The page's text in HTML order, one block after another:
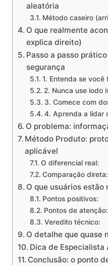
aleatória
Método caseiro
O que realmente
explica direito)
Passo a passo
segurança
1. Entenda se você
2. Nunca use iodo
3. Comece com
4. Aprenda a lidar
O problema:
Método Produto:
aplicável
O diferencial real:
Comparação direta:
O que usuários
Pontos positivos:
Pontos de atenção:
Veredito técnico:
O detalhe que quase
Dica de Especialista
Conclusão: o ponto